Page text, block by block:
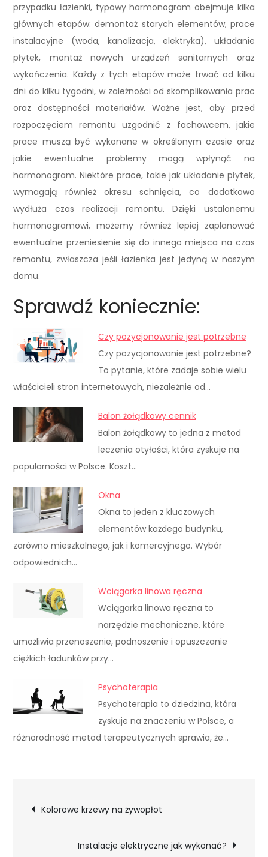
przypadku łazienki, typowy harmonogram obejmuje kilka
głównych etapów: demontaż starych elementów, prace
instalacyjne (woda, kanalizacja, elektryka), układanie
płytek, montaż nowych urządzeń sanitarnych oraz
wykończenia. Każdy z tych etapów może trwać od kilku
dni do kilku tygodni, w zależności od skomplikowania prac
oraz dostępności materiałów. Ważne jest, aby przed
rozpoczęciem remontu uzgodnić z fachowcem, jakie
prace muszą być wykonane w określonym czasie oraz
jakie ewentualne problemy mogą wpłynąć na
harmonogram. Niektóre prace, takie jak układanie płytek,
wymagają również okresu schnięcia, co dodatkowo
wydłuża czas realizacji remontu. Dzięki ustalonemu
harmonogramowi, możemy również lepiej zaplanować
ewentualne przeniesienie się do innego miejsca na czas
remontu, zwłaszcza jeśli łazienka jest jedyną w naszym
domu.
Sprawdź koniecznie:
Czy pozycjonowanie jest potrzebne
Czy pozycjonowanie jest potrzebne?
To pytanie, które zadaje sobie wielu
właścicieli stron internetowych, niezależnie od…
Balon żołądkowy cennik
Balon żołądkowy to jedna z metod
leczenia otyłości, która zyskuje na
popularności w Polsce. Koszt…
Okna
Okna to jeden z kluczowych
elementów każdego budynku,
zarówno mieszkalnego, jak i komercyjnego. Wybór
odpowiednich…
Wciągarka linowa ręczna
Wciągarka linowa ręczna to
narzędzie mechaniczne, które
umożliwia przenoszenie, podnoszenie i opuszczanie
ciężkich ładunków przy…
Psychoterapia
Psychoterapia to dziedzina, która
zyskuje na znaczeniu w Polsce, a
różnorodność metod terapeutycznych sprawia, że…
Nawigacja
wpisu
Kolorowe krzewy na żywopłot
Instalacje elektryczne jak wykonać?